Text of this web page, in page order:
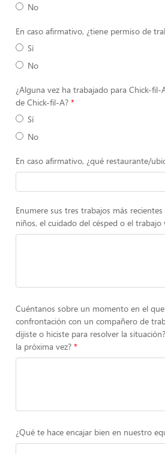
No
En caso afirmativo, ¿tiene permiso de
Sí
No
¿Alguna vez ha trabajado para Chick-
de Chick-fil-A?
Sí
No
En caso afirmativo, ¿qué restaurante/
Enumere sus tres trabajos más
niños, el cuidado del césped o el trabajo
Cuéntanos sobre un momento en el
confrontación con un compañero de
dijiste o hiciste para resolver la
la próxima vez?
¿Qué te hace encajar bien en nuestro